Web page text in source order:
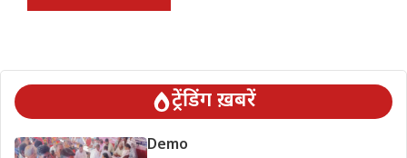
ट्रेंडिंग ख़बरें
Demo